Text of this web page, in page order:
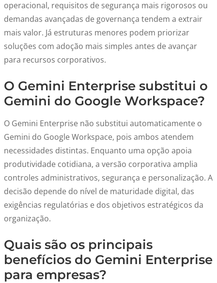
operacional, requisitos de segurança mais rigorosos ou
demandas avançadas de governança tendem a extrair
mais valor. Já estruturas menores podem priorizar
soluções com adoção mais simples antes de avançar
para recursos corporativos.
O Gemini Enterprise substitui o
Gemini do Google Workspace?
O Gemini Enterprise não substitui automaticamente o
Gemini do Google Workspace, pois ambos atendem
necessidades distintas. Enquanto uma opção apoia
produtividade cotidiana, a versão corporativa amplia
controles administrativos, segurança e personalização. A
decisão depende do nível de maturidade digital, das
exigências regulatórias e dos objetivos estratégicos da
organização.
Quais são os principais
benefícios do Gemini Enterprise
para empresas?